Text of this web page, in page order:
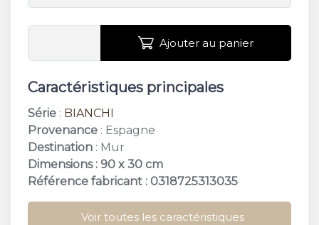
Ajouter au panier
Caractéristiques principales
Série : BIANCHI
Provenance : Espagne
Destination : Mur
Dimensions : 90 x 30 cm
Référence fabricant : 0318725313035
Voir toutes les caractéristiques